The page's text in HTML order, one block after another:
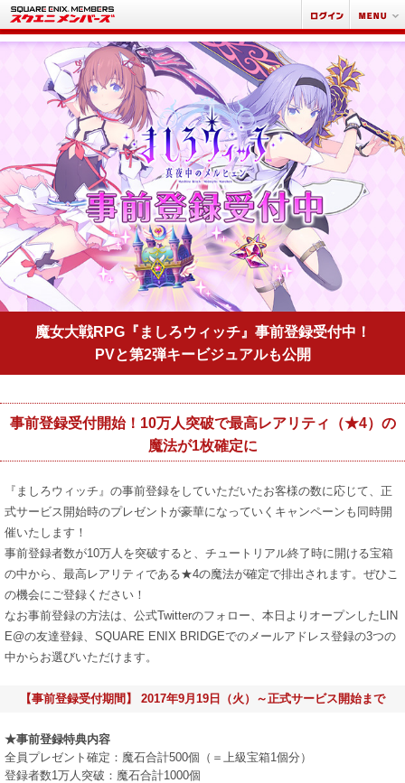
魔女大戦RPG『ましろウィッチ』事前登録受付中！
PVと第2弾キービジュアルも公開
事前登録受付開始！10万人突破で最高レアリティ（★4）の
魔法が1枚確定に
『ましろウィッチ』の事前登録をしていただいたお客様の数に応じて、正
式サービス開始時のプレゼントが豪華になっていくキャンペーンも同時開
催いたします！
事前登録者数が10万人を突破すると、チュートリアル終了時に開ける宝箱
の中から、最高レアリティである★4の魔法が確定で排出されます。ぜひこ
の機会にご登録ください！
なお事前登録の方法は、公式Twitterのフォロー、本日よりオープンしたLIN
E@の友達登録、SQUARE ENIX BRIDGEでのメールアドレス登録の3つの
中からお選びいただけます。
【事前登録受付期間】 2017年9月19日（火）～正式サービス開始まで
★事前登録特典内容
全員プレゼント確定：魔石合計500個（＝上級宝箱1個分）
登録者数1万人突破：魔石合計1000個